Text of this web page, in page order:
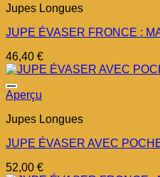
Jupes Longues
JUPE ÉVASER FRONCE :
46,40 €
Aperçu
Jupes Longues
JUPE ÉVASER AVEC
52,00 €